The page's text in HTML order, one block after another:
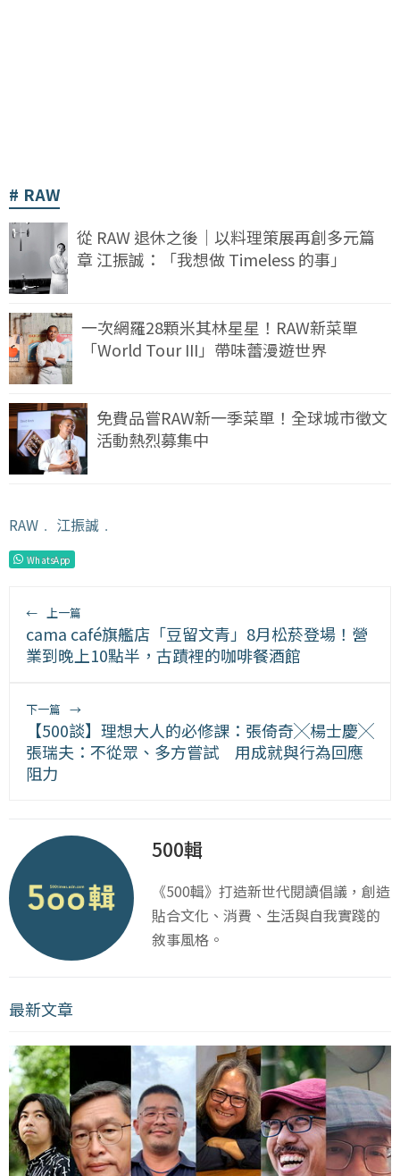
RAW
從 RAW 退休之後｜以料理策展再創多元篇
章 江振誠：「我想做 Timeless 的事」
一次網羅28顆米其林星星！RAW新菜單
「World Tour III」帶味蕾漫遊世界
免費品嘗RAW新一季菜單！全球城市徵文
活動熱烈募集中
RAW ﹒ 江振誠 ﹒
WhatsApp
← 上一篇
cama café旗艦店「豆留文青」8月松菸登場！營
業到晚上10點半，古蹟裡的咖啡餐酒館
下一篇 →
【500談】理想大人的必修課：張倚奇╳楊士慶╳
張瑞夫：不從眾、多方嘗試 用成就與行為回應
阻力
500輯
《500輯》打造新世代閱讀倡議，創造
貼合文化、消費、生活與自我實踐的
敘事風格。
最新文章